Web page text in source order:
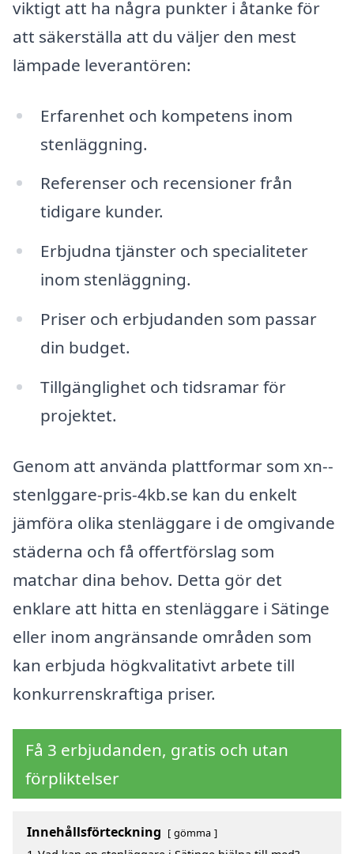
viktigt att ha några punkter i åtanke för
att säkerställa att du väljer den mest
lämpade leverantören:
Erfarenhet och kompetens inom
stenläggning.
Referenser och recensioner från
tidigare kunder.
Erbjudna tjänster och specialiteter
inom stenläggning.
Priser och erbjudanden som passar
din budget.
Tillgänglighet och tidsramar för
projektet.
Genom att använda plattformar som xn--
stenlggare-pris-4kb.se kan du enkelt
jämföra olika stenläggare i de omgivande
städerna och få offertförslag som
matchar dina behov. Detta gör det
enklare att hitta en stenläggare i Sätinge
eller inom angränsande områden som
kan erbjuda högkvalitativt arbete till
konkurrenskraftiga priser.
Få 3 erbjudanden, gratis och utan
förpliktelser
Innehållsförteckning gömma